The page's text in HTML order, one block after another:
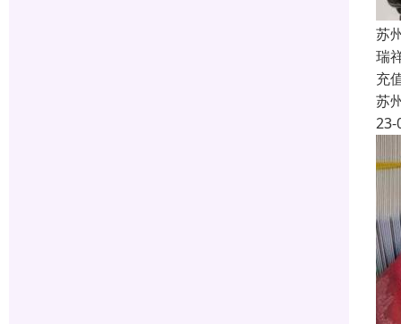
苏
瑞
充
苏
23-